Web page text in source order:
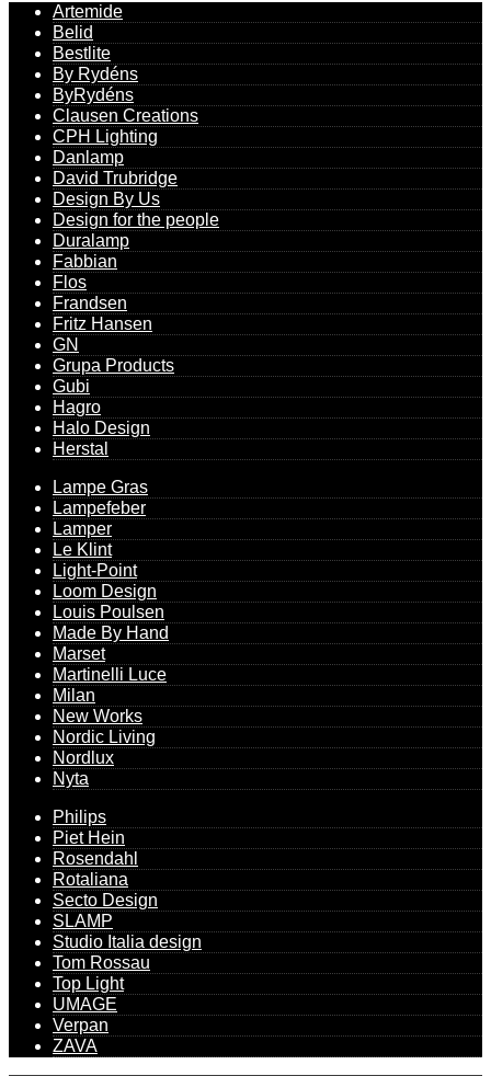
Artemide
Belid
Bestlite
By Rydéns
ByRydéns
Clausen Creations
CPH Lighting
Danlamp
David Trubridge
Design By Us
Design for the people
Duralamp
Fabbian
Flos
Frandsen
Fritz Hansen
GN
Grupa Products
Gubi
Hagro
Halo Design
Herstal
Lampe Gras
Lampefeber
Lamper
Le Klint
Light-Point
Loom Design
Louis Poulsen
Made By Hand
Marset
Martinelli Luce
Milan
New Works
Nordic Living
Nordlux
Nyta
Philips
Piet Hein
Rosendahl
Rotaliana
Secto Design
SLAMP
Studio Italia design
Tom Rossau
Top Light
UMAGE
Verpan
ZAVA